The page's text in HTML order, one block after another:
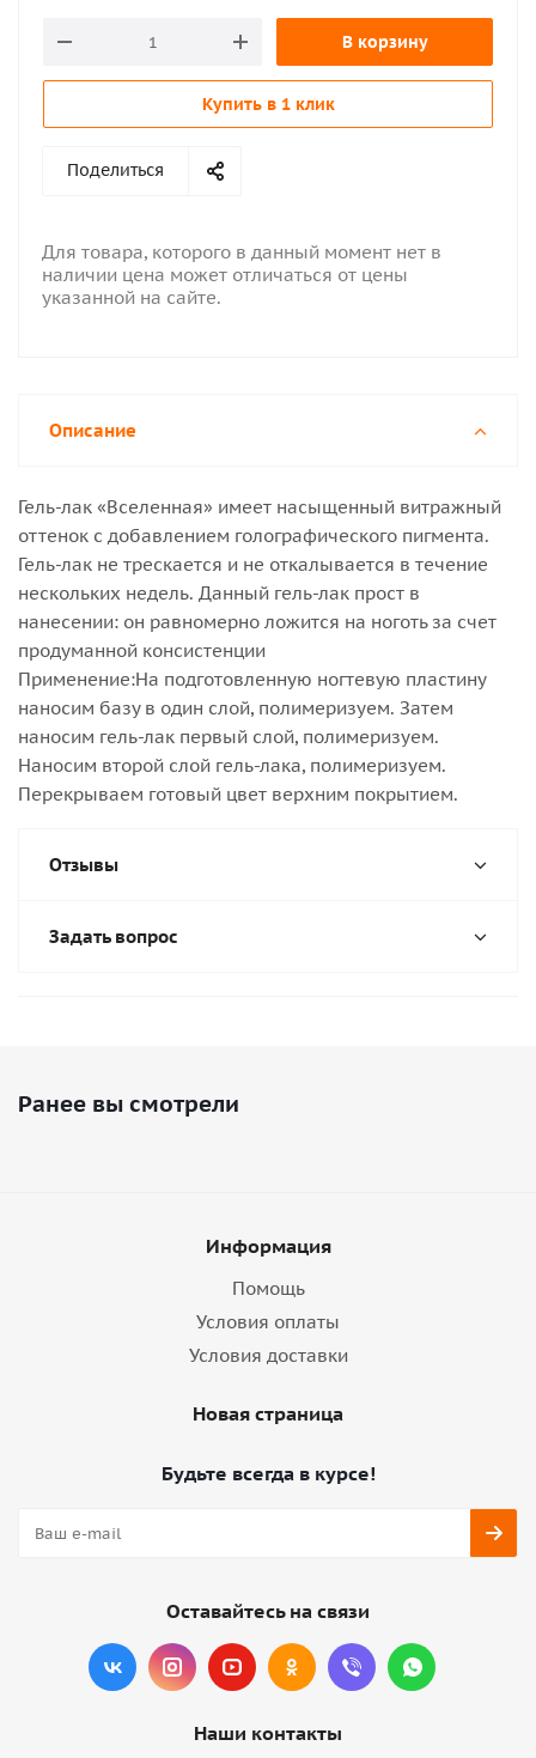
В корзину
Купить в 1 клик
Поделиться
Для товара, которого в данный момент нет в
наличии цена может отличаться от цены
указанной на сайте.
Описание
Гель-лак «Вселенная» имеет насыщенный витражный
оттенок с добавлением голографического пигмента.
Гель-лак не трескается и не откалывается в течение
нескольких недель. Данный гель-лак прост в
нанесении: он равномерно ложится на ноготь за счет
продуманной консистенции
Применение:На подготовленную ногтевую пластину
наносим базу в один слой, полимеризуем. Затем
наносим гель-лак первый слой, полимеризуем.
Наносим второй слой гель-лака, полимеризуем.
Перекрываем готовый цвет верхним покрытием.
Отзывы
Задать вопрос
Ранее вы смотрели
Информация
Помощь
Условия оплаты
Условия доставки
Новая страница
Будьте всегда в курсе!
Оставайтесь на связи
Наши контакты